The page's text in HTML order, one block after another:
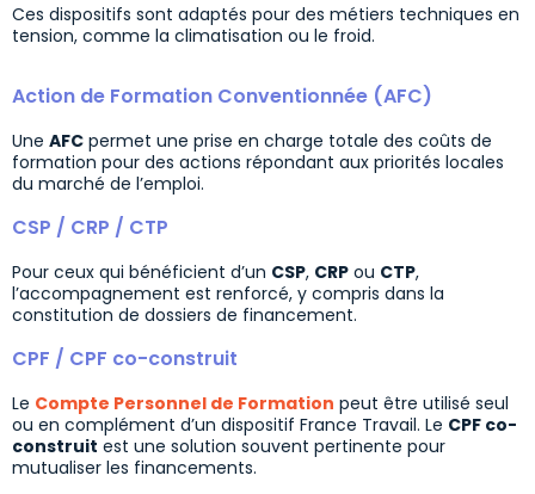
Ces dispositifs sont adaptés pour des métiers techniques en
tension, comme la climatisation ou le froid.
Action de Formation Conventionnée (AFC)
Une AFC permet une prise en charge totale des coûts de
formation pour des actions répondant aux priorités locales
du marché de l’emploi.
CSP / CRP / CTP
Pour ceux qui bénéficient d’un CSP, CRP ou CTP,
l’accompagnement est renforcé, y compris dans la
constitution de dossiers de financement.
CPF / CPF co-construit
Le Compte Personnel de Formation peut être utilisé seul
ou en complément d’un dispositif France Travail. Le CPF co-
construit est une solution souvent pertinente pour
mutualiser les financements.